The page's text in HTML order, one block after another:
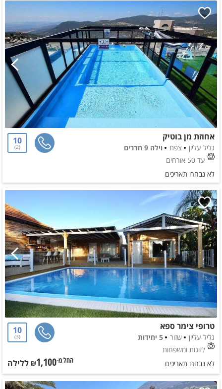
אחוזת מן בוטיק
גליל עליון צפת
וילה 9 חדרים
עד 50 אורחים
10
2
לא נבחרו תאריכים
טרופי צימר ספא
גליל עליון שזור
5 יחידות
לזוגות ומשפחות
10
3
לא נבחרו תאריכים החל מ-₪1,100 ללילה